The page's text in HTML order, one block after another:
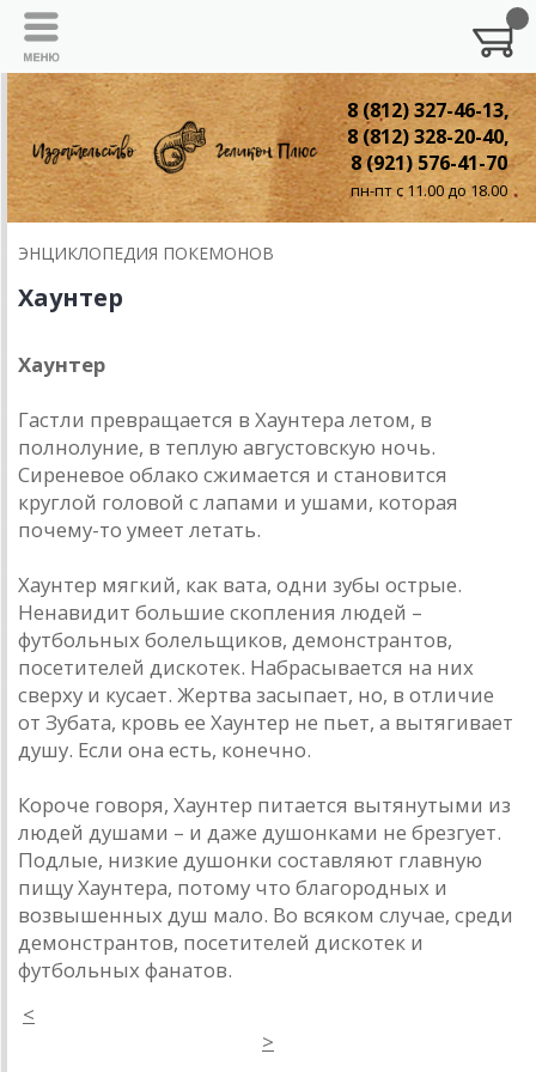
8 (812) 327-46-13,
8 (812) 328-20-40,
8 (921) 576-41-70
пн-пт с 11.00 до 18.00
ЭНЦИКЛОПЕДИЯ ПОКЕМОНОВ
Хаунтер
Хаунтер
Гастли превращается в Хаунтера летом, в
полнолуние, в теплую августовскую ночь.
Сиреневое облако сжимается и становится
круглой головой с лапами и ушами, которая
почему-то умеет летать.
Хаунтер мягкий, как вата, одни зубы острые.
Ненавидит большие скопления людей –
футбольных болельщиков, демонстрантов,
посетителей дискотек. Набрасывается на них
сверху и кусает. Жертва засыпает, но, в отличие
от Зубата, кровь ее Хаунтер не пьет, а вытягивает
душу. Если она есть, конечно.
Короче говоря, Хаунтер питается вытянутыми из
людей душами – и даже душонками не брезгует.
Подлые, низкие душонки составляют главную
пищу Хаунтера, потому что благородных и
возвышенных душ мало. Во всяком случае, среди
демонстрантов, посетителей дискотек и
футбольных фанатов.
<
>